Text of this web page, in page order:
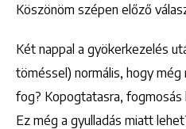
Köszönöm szépen előző
Két nappal a gyökerkezelés
töméssel) normális, hogy
fog? Kopogtatasra, fogmosás
Ez még a gyulladás miatt